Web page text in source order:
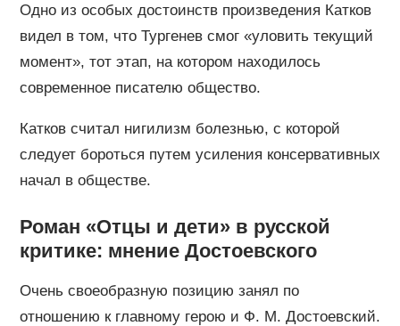
Одно из особых достоинств произведения Катков
видел в том, что Тургенев смог «уловить текущий
момент», тот этап, на котором находилось
современное писателю общество.
Катков считал нигилизм болезнью, с которой
следует бороться путем усиления консервативных
начал в обществе.
Роман «Отцы и дети» в русской
критике: мнение Достоевского
Очень своеобразную позицию занял по
отношению к главному герою и Ф. М. Достоевский.